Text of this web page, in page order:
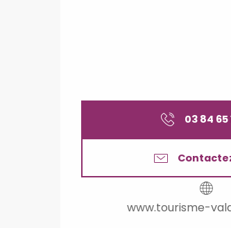
03 84 65
www.tourisme-